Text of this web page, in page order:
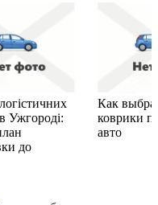
Ужгороді:
до
Как
коврики
авто